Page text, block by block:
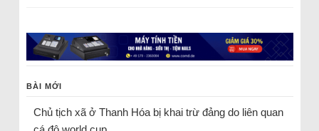
BÀI MỚI
Chủ tịch xã ở Thanh Hóa bị khai trừ đảng do liên quan